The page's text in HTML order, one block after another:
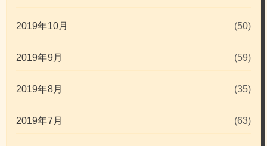
2019年10月 (50)
2019年9月 (59)
2019年8月 (35)
2019年7月 (63)